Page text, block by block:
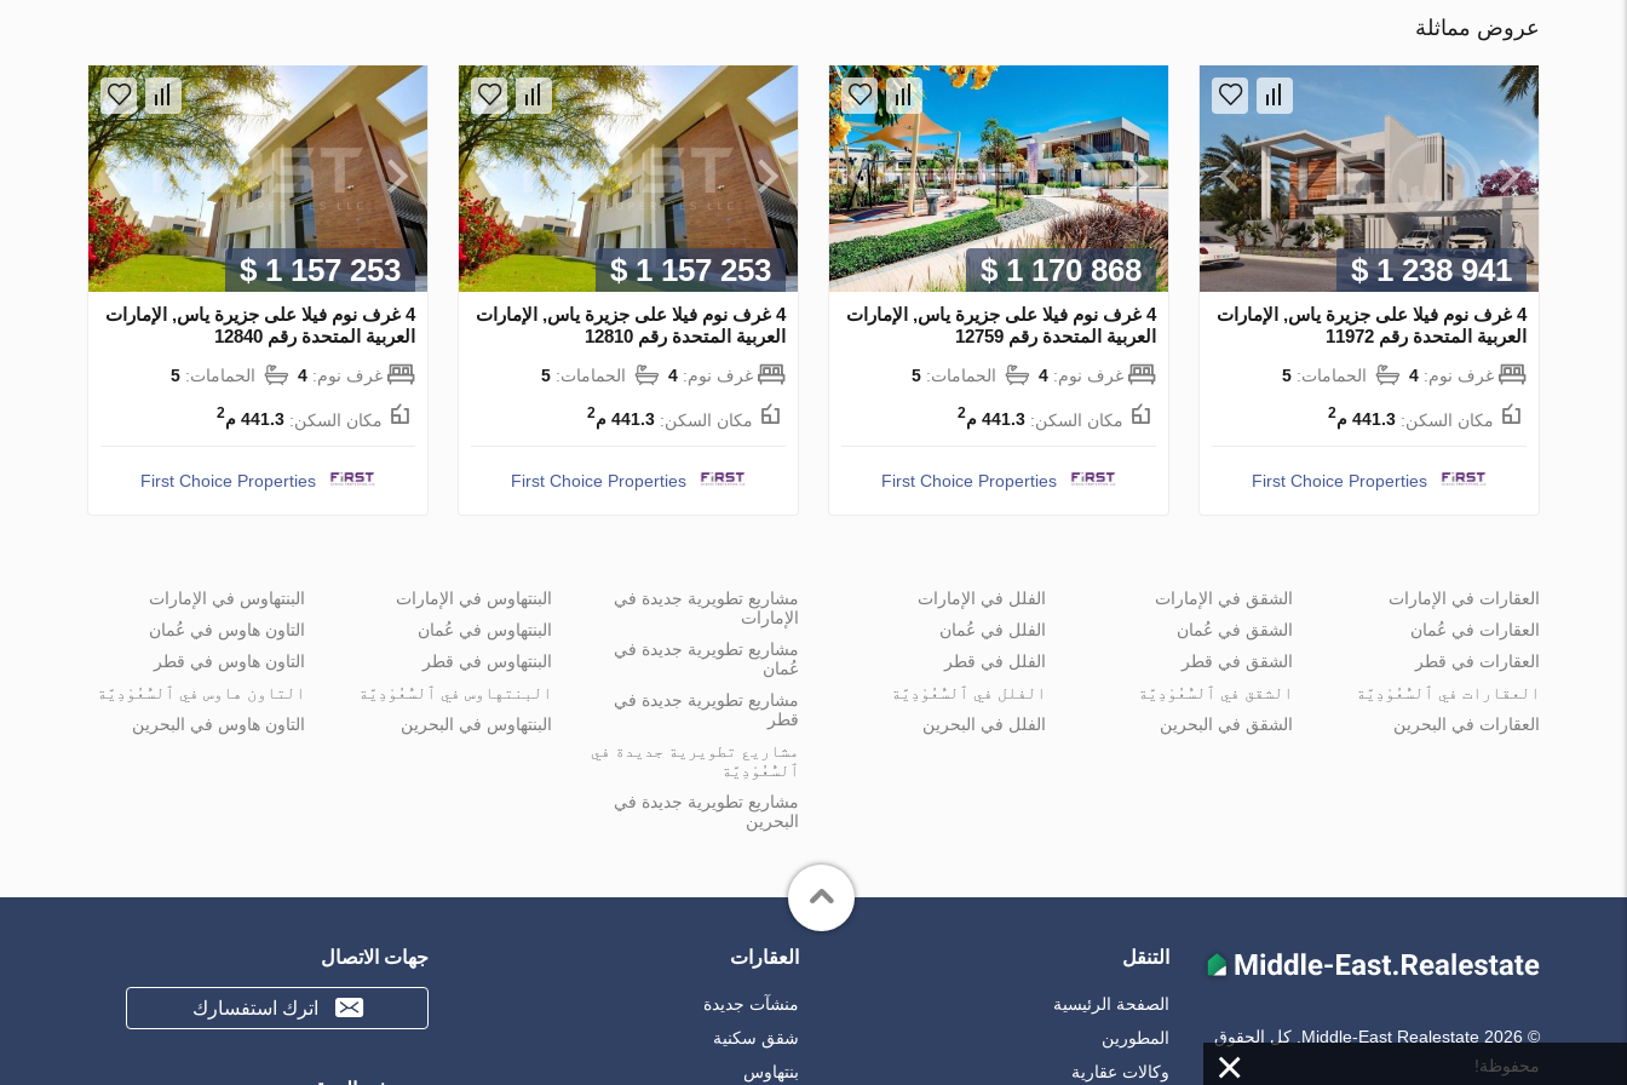
عروض مماثلة
$ 1 238 941
4 غرف نوم فيلا على جزيرة ياس, الإمارات
العربية المتحدة رقم 11972
غرف نوم: 4 الحمامات: 5
مكان السكن: 441.3 م 2
First Choice Properties
$ 1 170 868
4 غرف نوم فيلا على جزيرة ياس, الإمارات
العربية المتحدة رقم 12759
غرف نوم: 4 الحمامات: 5
مكان السكن: 441.3 م 2
First Choice Properties
$ 1 157 253
4 غرف نوم فيلا على جزيرة ياس, الإمارات
العربية المتحدة رقم 12810
غرف نوم: 4 الحمامات: 5
مكان السكن: 441.3 م 2
First Choice Properties
$ 1 157 253
4 غرف نوم فيلا على جزيرة ياس, الإمارات
العربية المتحدة رقم 12840
غرف نوم: 4 الحمامات: 5
مكان السكن: 441.3 م 2
First Choice Properties
العقارات في الإمارات
العقارات في عُمان
العقارات في قطر
العقارات في ٱلسُّعُوْدِيَّة
العقارات في البحرين
الشقق في الإمارات
الشقق في عُمان
الشقق في قطر
الشقق في ٱلسُّعُوْدِيَّة
الشقق في البحرين
الفلل في الإمارات
الفلل في عُمان
الفلل في قطر
الفلل في ٱلسُّعُوْدِيَّة
الفلل في البحرين
مشاريع تطويرية جديدة في
الإمارات
مشاريع تطويرية جديدة في
عُمان
مشاريع تطويرية جديدة في
قطر
مشاريع تطويرية جديدة في
ٱلسُّعُوْدِيَّة
مشاريع تطويرية جديدة في
البحرين
البنتهاوس في الإمارات
البنتهاوس في عُمان
البنتهاوس في قطر
البنتهاوس في ٱلسُّعُوْدِيَّة
البنتهاوس في البحرين
البنتهاوس في الإمارات
التاون هاوس في عُمان
التاون هاوس في قطر
التاون هاوس في ٱلسُّعُوْدِيَّة
التاون هاوس في البحرين
© Middle-East Realestate 2026. كل الحقوق
محفوظة!
التنقل
الصفحة الرئيسية
المطورين
وكالات عقارية
العقارات
منشآت جديدة
شقق سكنية
بنتهاوس
جهات الاتصال
اترك استفسارك
×